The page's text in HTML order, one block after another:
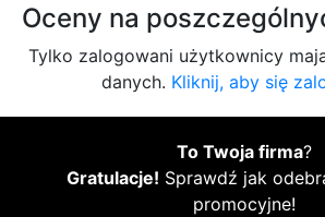
Oceny na
Tylko zalogowani użytkownicy
danych. Kliknij, aby się
To Twoja firma?
Gratulacje! Sprawdź jak
promocyjne!